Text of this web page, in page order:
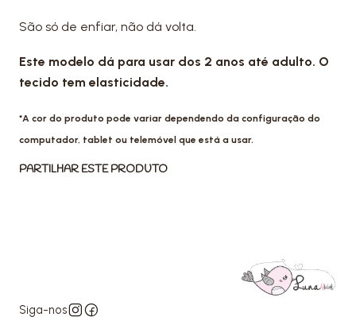
São só de enfiar, não dá volta.
Este modelo dá para usar dos 2 anos até adulto. O
tecido tem elasticidade.
*A cor do produto pode variar dependendo da configuração do
computador, tablet ou telemóvel que está a usar.
PARTILHAR ESTE PRODUTO
Siga-nos